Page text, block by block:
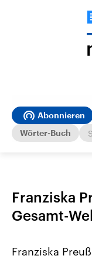
Abonnieren
Wörter-Buch
Franziska
Gesamt-
Franziska